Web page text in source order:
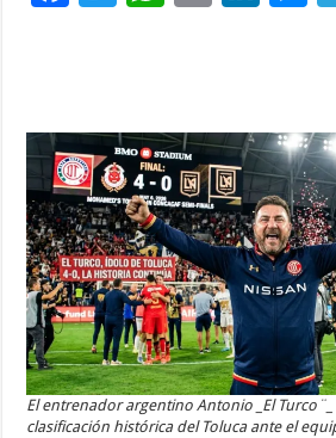
o
o
k
p
p
dI
n
g
El entrenador argentino Antonio _El
clasificación histórica del Toluca ante el